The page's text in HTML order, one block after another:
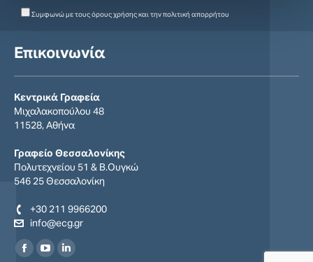
Συμφωνώ με τους όρους χρήσης και την πολιτική απορρήτου
Επικοινωνία
Κεντρικά Γραφεία
Μιχαλακοπούλου 48
11528, Αθήνα
Γραφείο Θεσσαλονίκης
Πολυτεχνείου 51 & Β.Ουγκώ
546 25 Θεσσαλονίκη
+30 211 9966200
info@ecg.gr
Find us on:
Facebook
YouTubeLinkedin